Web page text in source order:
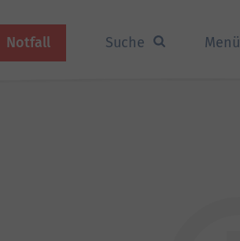
Notfall Suche Menü